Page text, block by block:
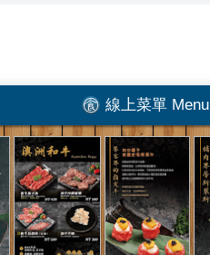
線上菜單 Menu